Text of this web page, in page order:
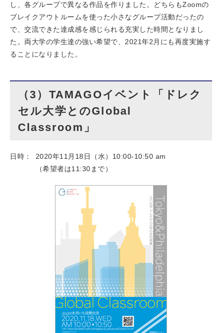
し、各グループで異なる作品を作りました。どちらもZoomの
ブレイクアウトルームを使った小さなグループ活動だったの
で、交流できた達成感を感じられる充実した時間となりまし
た。両大学の学生達の強い希望で、2021年2月にも再度実施す
ることになりました。
（3）TAMAGOイベント「ドレク
セル大学とのGlobal
Classroom」
日時：
2020年11月18日（水）10:00-10:50 am
（希望者は11:30まで）